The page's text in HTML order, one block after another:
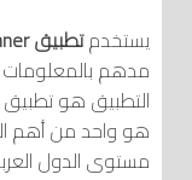
يستخدمتطبيق GYM Winner
مدهم بالمعلومات
هو واحد من أهم
مستوى الدول